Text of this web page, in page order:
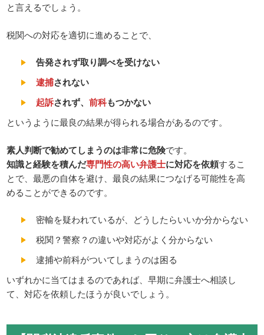
と言えるでしょう。
税関への対応を適切に進めることで、
告発されず取り調べを受けない
逮捕されない
起訴されず、前科もつかない
というように最良の結果が得られる場合があるのです。
素人判断で勧めてしまうのは非常に危険です。
知識と経験を積んだ専門性の高い弁護士に対応を依頼するこ
とで、最悪の自体を避け、最良の結果につなげる可能性を高
めることができるのです。
密輸を疑われているが、どうしたらいいか分からない
税関？警察？の違いや対応がよく分からない
逮捕や前科がついてしまうのは困る
いずれかに当てはまるのであれば、早期に弁護士へ相談し
て、対応を依頼したほうが良いでしょう。